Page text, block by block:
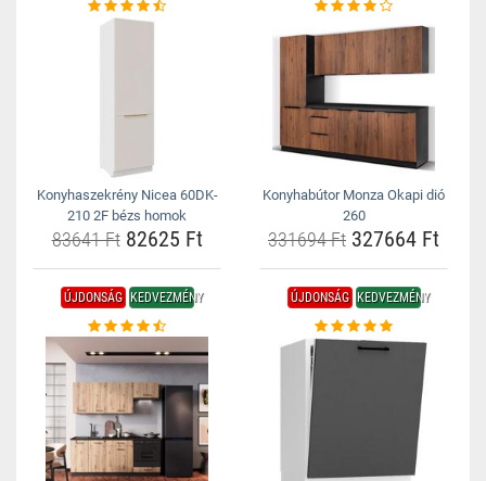
Konyhaszekrény Nicea 60DK-
210 2F bézs homok
83641 Ft82625 Ft
Konyhabútor Monza Okapi dió
260
331694 Ft 327664 Ft
ÚJDONSÁG KEDVEZMÉNY ÚJDONSÁG KEDVEZMÉNY